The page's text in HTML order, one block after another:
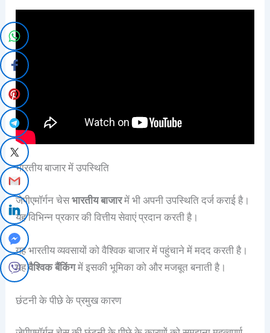
भारतीय बाजार में उपस्थिति
जेपीएमॉर्गन चेसभारतीय बाजारमें भी अपनी उपस्थिति दर्ज कराई है।
यह विभिन्न प्रकार की वित्तीय सेवाएं प्रदान करती है।
यह भारतीय व्यवसायों को वैश्विक बाजार में पहुंचाने में मदद करती है।
यहवैश्विक बैंकिंगमें इसकी भूमिका को और मजबूत बनाती है।
छंटनी के पीछे के प्रमुख कारण